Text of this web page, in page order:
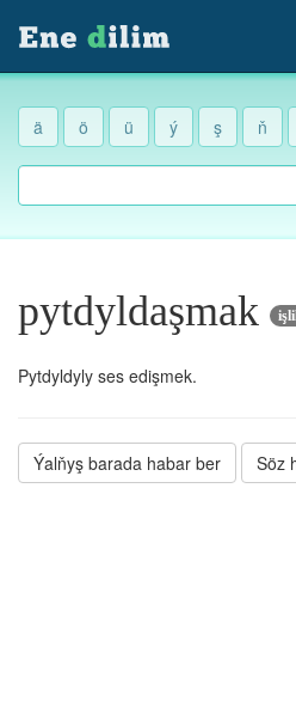
ä ö ü ý ş ň
pytdyldaşmak
Pytdyldyly ses edişmek.
Ýalňyş barada habar ber Söz